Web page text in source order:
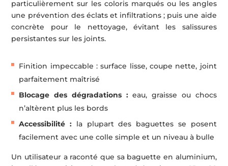
particulièrement sur les coloris marqués ou les angles
une prévention des éclats et infiltrations ; puis une aide
concrète pour le nettoyage, évitant les salissures
persistantes sur les joints.
Finition impeccable : surface lisse, coupe nette, joint
parfaitement maîtrisé
Blocage des dégradations :eau, graisse ou chocs
n’altèrent plus les bords
Accessibilité : la plupart des baguettes se posent
facilement avec une colle simple et un niveau à bulle
Un utilisateur a raconté que sa baguette en aluminium,